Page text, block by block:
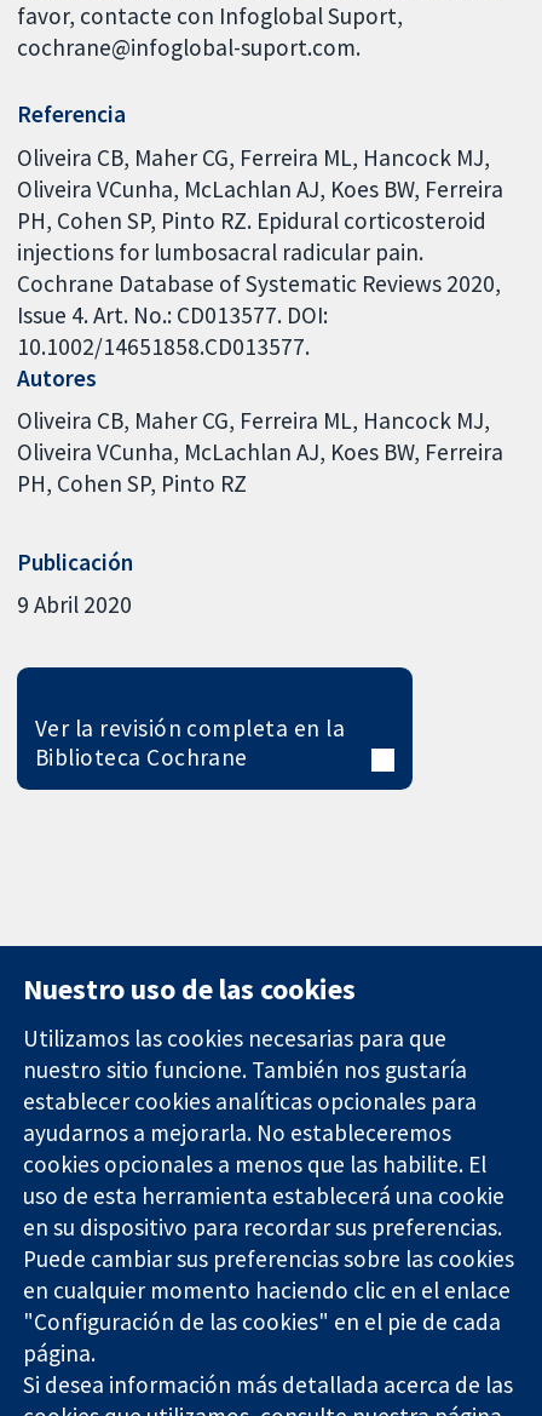
favor, contacte con Infoglobal Suport,
cochrane@infoglobal-suport.com.
Referencia
Oliveira CB, Maher CG, Ferreira ML, Hancock MJ,
Oliveira VCunha, McLachlan AJ, Koes BW, Ferreira
PH, Cohen SP, Pinto RZ. Epidural corticosteroid
injections for lumbosacral radicular pain.
Cochrane Database of Systematic Reviews 2020,
Issue 4. Art. No.: CD013577. DOI:
10.1002/14651858.CD013577.
Autores
Oliveira CB Maher CG Ferreira ML Hancock MJ
Oliveira VCunha McLachlan AJ Koes BW Ferreira
PH Cohen SP Pinto RZ
Publicación
9 Abril 2020
Ver la revisión completa en la
Biblioteca Cochrane
Evidencia fiable.
Decisiones
informadas.
Mejor salud.
11-13 Cavendish
Square
Londres
W1G 0AN
Reino Unido
Contacto
Noticias
Prensa
Sobre
nosotros
Empleo
Cochrane
Library
The Cochrane Collaboration is a charity (no. 1045921) and a
company limited by guarantee (no. 03044323) registered in
Nuestro uso de las cookies
Utilizamos las cookies necesarias para que
nuestro sitio funcione. También nos gustaría
establecer cookies analíticas opcionales para
ayudarnos a mejorarla. No estableceremos
cookies opcionales a menos que las habilite. El
uso de esta herramienta establecerá una cookie
en su dispositivo para recordar sus preferencias.
Puede cambiar sus preferencias sobre las cookies
en cualquier momento haciendo clic en el enlace
"Configuración de las cookies" en el pie de cada
página.
Si desea información más detallada acerca de las